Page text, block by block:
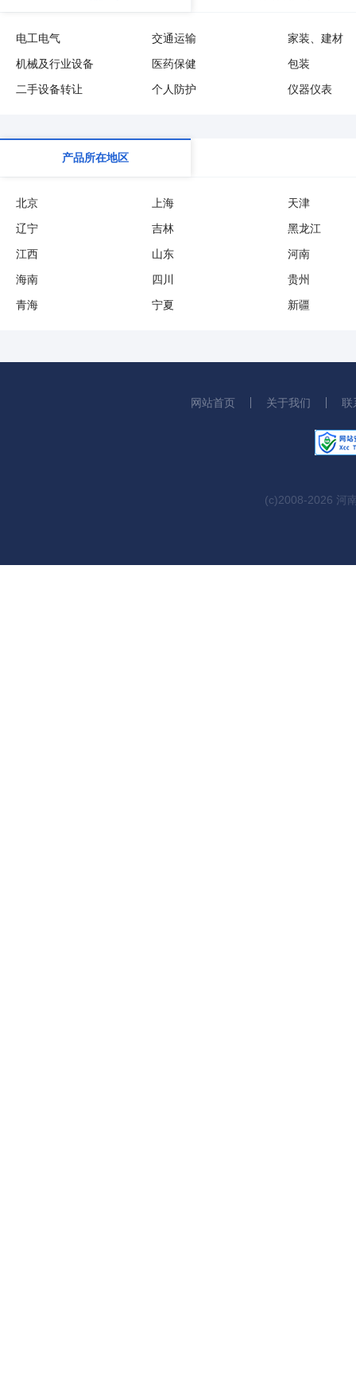
电工电气 交通运输
家装、建材
机械及行业设备
医药保健
包装
二手设备转让
个人防护 仪器仪表
产品所在地区
北京 上海
天津
辽宁
吉林
黑龙江
江西
山东
河南
海南
四川
贵州
青海
宁夏 新疆
网站首页 关于我们 联
(c)2008-2026 河